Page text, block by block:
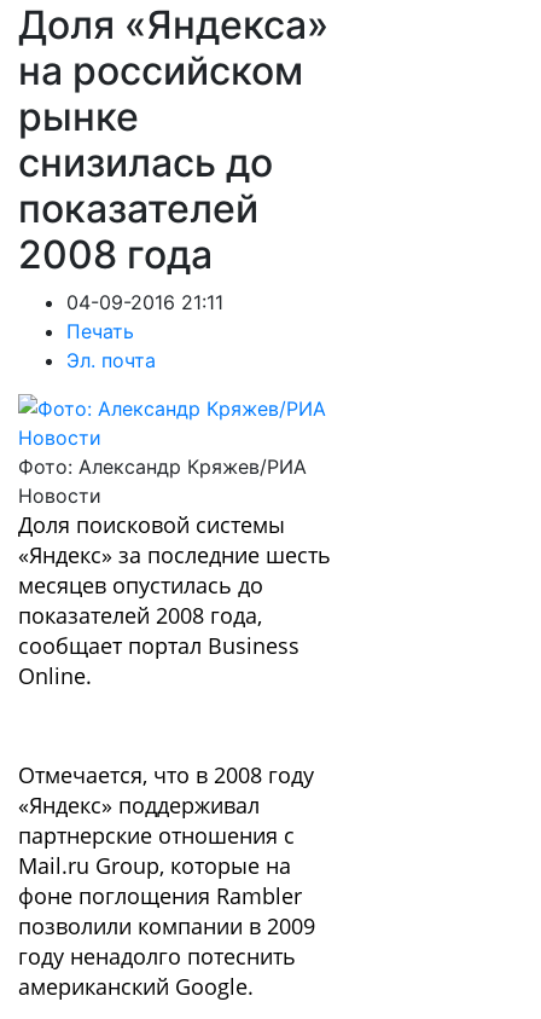
Доля «Яндекса»
на российском
рынке
снизилась до
показателей
2008 года
04-09-2016 21:11
Печать
Эл. почта
Фото: Александр Кряжев/РИА
Новости
Доля поисковой системы
«Яндекс» за последние шесть
месяцев опустилась до
показателей 2008 года,
сообщает портал Business
Online.
Отмечается, что в 2008 году
«Яндекс» поддерживал
партнерские отношения с
Mail.ru Group, которые на
фоне поглощения Rambler
позволили компании в 2009
году ненадолго потеснить
американский Google.